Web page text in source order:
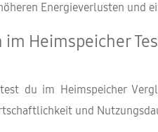
Energieverlusten und
Heimspeicher
du im Heimspeicher
und